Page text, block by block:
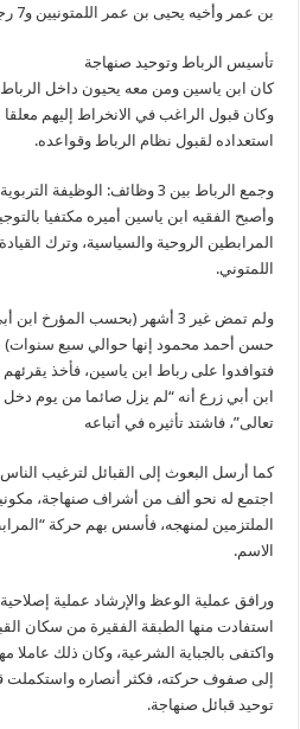
بن عمر وأخيه يحيى بن عمر اللمتونيين و7 رجال من قبيلة جدالة
تأسيس الرباط وتوحيد صنهاجة
كان ابن ياسين ومن معه يحيون داخل
وكان قبول الراغب في الانخراط إليهم معلقا
استعداده لقبول نظام الرباط وقواعده.
وجمع الرباط بين 3 وظائف:
وأصبح الفقيه ابن ياسين أميره مكتفيا
المرابطين الروحية والسياسية، وترك
اللمتوني.
ولم تمض غير 3 أشهر (بحسب
حسن أحمد محمود إنها حوالي سبع سنوات)
فتوافدوا على رباط ابن ياسين، فأخذ
ابن أبي زرع أنه “لم يزل صائما من يوم
تعالى”، فاشتد تأثيره في أتباعه
كما أرسل البعوث إلى القبائل لترغيب
اجتمع له نحو ألف من أشراف صنهاجة،
الملتزمين لمنهجه، فأسس بهم حركة
الاسم.
ورافق عملية الوعظ والإرشاد عملية
استفادت منها الطبقة الفقيرة من سكان
واكتفى بالجباية الشرعية، وكان ذلك عاملا
إلى صفوف حركته، فكثر أنصاره واستكملت
توحيد قبائل صنهاجة.